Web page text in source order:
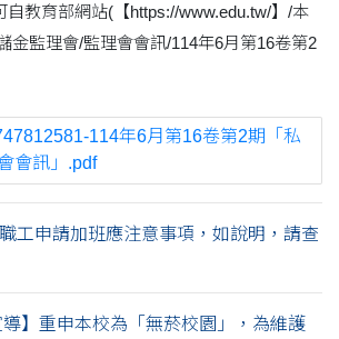
自教育部網站(【https://www.edu.tw/】/本
金監理會/監理會會訊/114年6月第16卷第2
114年6月第16卷第2期「私
會訊」.pdf
工申請加班應注意事項，如說明，請查
導】重申本校為「無菸校園」，為維護